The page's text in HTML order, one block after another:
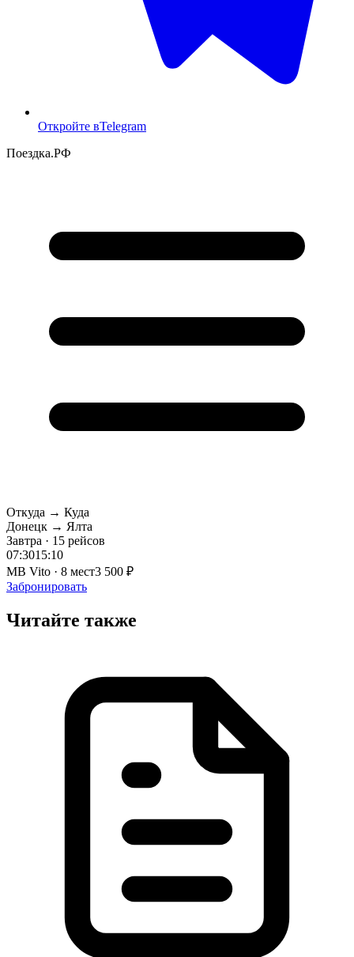
Откройте вTelegram
Поездка.РФ
Откуда → Куда
Донецк → Ялта
Завтра · 15 рейсов
07:3015:10
MB Vito · 8 мест3 500 ₽
Забронировать
Читайте также